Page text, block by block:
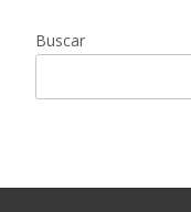
Buscar